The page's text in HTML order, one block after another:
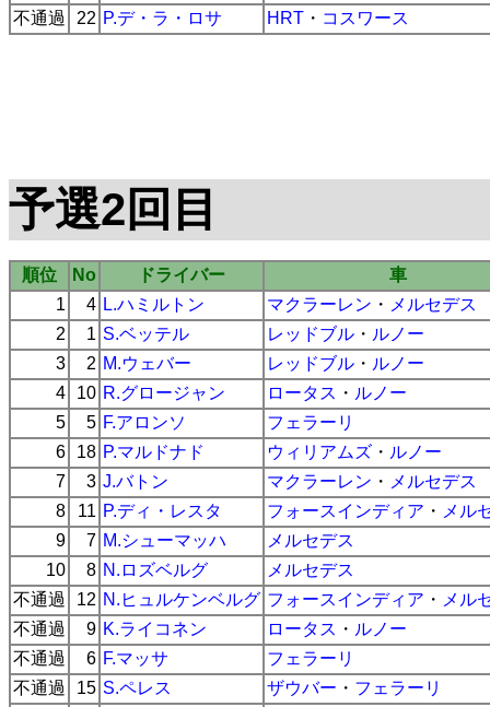
不通過
22 P.デ・ラ・ロサ HRT ・ コスワース
予選2回目
順位 No ドライバー
車
1
4 L.ハミルトン マクラーレン ・ メルセデス
2
1 S.ベッテル レッドブル ・ ルノー
3
2 M.ウェバー レッドブル ・ ルノー
4
10 R.グロージャン ロータス ・ ルノー
5
5 F.アロンソ
フェラーリ
6
18 P.マルドナド ウィリアムズ ・ ルノー
7
3 J.バトン マクラーレン ・ メルセデス
8
11 P.ディ・レスタ フォースインディア ・ メル
9
7 M.シューマッハ
メルセデス
10
8 N.ロズベルグ
メルセデス
不通過
12 N.ヒュルケンベルグ フォースインディア ・ メル
不通過
9 K.ライコネン ロータス ・ ルノー
不通過
6 F.マッサ
フェラーリ
不通過
15 S.ペレス ザウバー ・ フェラーリ